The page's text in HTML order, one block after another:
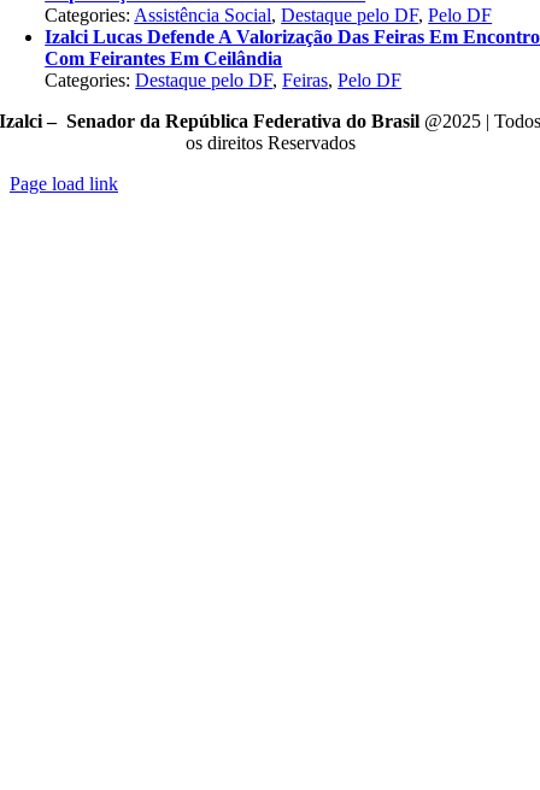
Categories: Assistência Social,Destaque pelo DF,Pelo DF
Izalci Lucas Defende A Valorização Das Feiras Em Encontro
Com Feirantes Em Ceilândia
Categories:Destaque pelo DF,Feiras,Pelo DF
Izalci – Senador da República Federativa do Brasil @2025 | Todos
os direitos Reservados
Page load link